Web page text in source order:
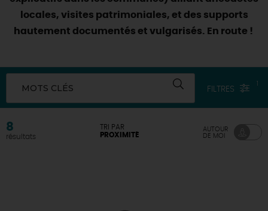
TOUT L'ART DE VIVRE
Rendez-vous de la nature en 2026
Programme des animations "Loiret au fil de l'eau"
locales, visites patrimoniales, et des supports
hautement documentés et vulgarisés. En route !
MOTS CLÉS FILTRES
8
résultats
TRI PAR
PROXIMITÉ
AUTOUR
DE MOI